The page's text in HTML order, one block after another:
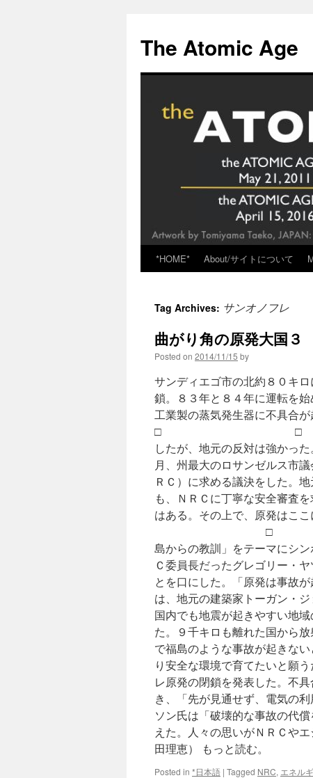
content
The Atomic Age
*HOME* About/サイトについて
Tag Archives: サンオノフレ
曲がり角の原発大国
Posted on 2014/11/15 by
サンディエゴ市の北約８０キ
鎖。８３年と８４年に運転を
工業製の蒸気発生器に
□ □ 事業者の南カリ
したが、地元
月、州最大のロサンゼルス市
ＲＣ）に求める議決をした。
も、ＮＲＣに丁寧な安全審査
はある。その上で、原発はこ
□ □ 昨年６
島からの教訓」をテーマにシ
Ｃ委員長だったグレゴリー・
とを口にした。「原発は事故
は、地元の建築家トーガン・
国内でも地震が起きやすい地
た。９千キロも離れた国から
で福島のような事故が起きな
り安全な環境で育てたいと願
レ原発の閉鎖を発表した。不
き、「先が見通せず、電気の
ソン氏は「破壊的な事故の代
えた。人々の思いがＮＲＣや
田理恵） もっと読む。
Posted in *日本語 | Tagged NRC, エネル